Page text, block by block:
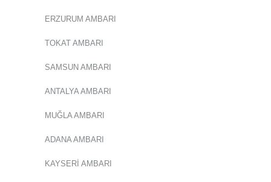
ERZURUM AMBARI
TOKAT AMBARI
SAMSUN AMBARI
ANTALYA AMBARI
MUĞLA AMBARI
ADANA AMBARI
KAYSERİ AMBARI